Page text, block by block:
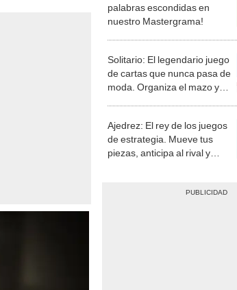
palabras escondidas en
nuestro Mastergrama!
Solitario: El legendario juego
de cartas que nunca pasa de
moda. Organiza el mazo y
Ajedrez: El rey de los juegos
de estrategia. Mueve tus
piezas, anticipa al rival y